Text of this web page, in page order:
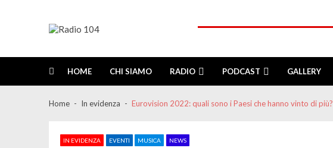
HOME CHI SIAMO RADIO PODCAST GALLERY
Home In evidenza Eurovision 2022: quali sono i Paesi che hanno vinto di più?
IN EVIDENZA EVENTI MUSICA NEWS